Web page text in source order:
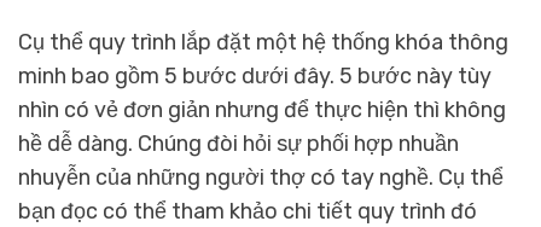
Cụ thể quy trình lắp đặt một hệ thống khóa thông
minh bao gồm 5 bước dưới đây. 5 bước này tùy
nhìn có vẻ đơn giản nhưng để thực hiện thì không
hề dễ dàng. Chúng đòi hỏi sự phối hợp nhuần
nhuyễn của những người thợ có tay nghề. Cụ thể
bạn đọc có thể tham khảo chi tiết quy trình đó